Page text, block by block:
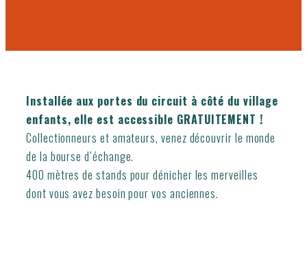
Installée aux portes du circuit à côté du village
enfants, elle est accessible GRATUITEMENT !
Collectionneurs et amateurs, venez découvrir le monde
de la bourse d’échange.
400 mètres de stands pour dénicher les merveilles
dont vous avez besoin pour vos anciennes.